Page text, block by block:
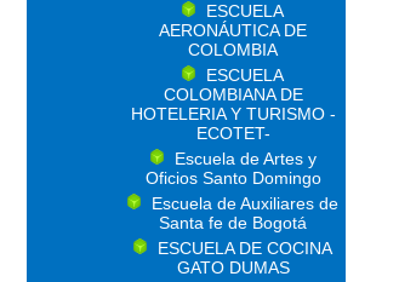
ESCUELA
AERONÁUTICA DE
COLOMBIA
ESCUELA
COLOMBIANA DE
HOTELERIA Y TURISMO -
ECOTET-
Escuela de Artes y
Oficios Santo Domingo
Escuela de Auxiliares de
Santa fe de Bogotá
ESCUELA DE COCINA
GATO DUMAS